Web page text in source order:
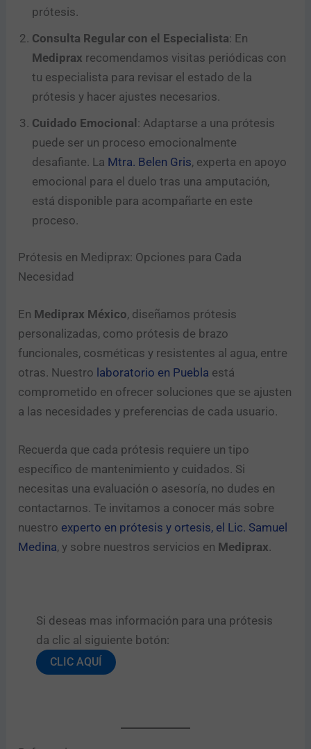
prótesis.
Consulta Regular con el Especialista: En
Mediprax recomendamos visitas periódicas con
tu especialista para revisar el estado de la
prótesis y hacer ajustes necesarios.
Cuidado Emocional: Adaptarse a una prótesis
puede ser un proceso emocionalmente
desafiante. La Mtra. Belen Gris, experta en apoyo
emocional para el duelo tras una amputación,
está disponible para acompañarte en este
proceso.
Prótesis en Mediprax: Opciones para Cada
Necesidad
En Mediprax México, diseñamos prótesis
personalizadas, como prótesis de brazo
funcionales, cosméticas y resistentes al agua, entre
otras. Nuestro laboratorio en Puebla está
comprometido en ofrecer soluciones que se ajusten
a las necesidades y preferencias de cada usuario.
Recuerda que cada prótesis requiere un tipo
específico de mantenimiento y cuidados. Si
necesitas una evaluación o asesoría, no dudes en
contactarnos. Te invitamos a conocer más sobre
nuestro experto en prótesis y ortesis, el Lic. Samuel
Medina, y sobre nuestros servicios en Mediprax.
Si deseas mas información para una prótesis
da clic al siguiente botón:​
CLIC AQUÍ